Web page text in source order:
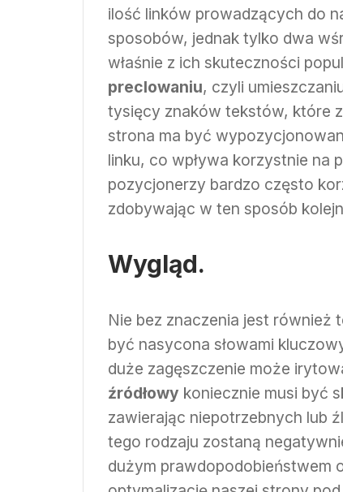
ilość linków prowadzących do
sposobów, jednak tylko dwa
właśnie z ich skuteczności
preclowaniu, czyli
tysięcy znaków tekstów, które
strona ma być
linku, co wpływa korzystnie na
pozycjonerzy bardzo często
zdobywając w ten sposób
Wygląd.
Nie bez znaczenia jest również
być nasycona słowami
duże zagęszczenie może
źródłowy koniecznie musi być
zawierając niepotrzebnych lub
tego rodzaju zostaną
dużym prawdopodobieństwem